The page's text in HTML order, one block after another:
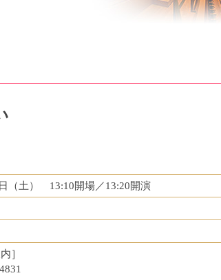
（土） 13:10開場／13:20開演
］